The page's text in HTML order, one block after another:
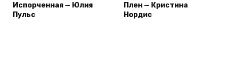
Испорченная — Юлия
Пульс
Плен — Кристина
Нордис